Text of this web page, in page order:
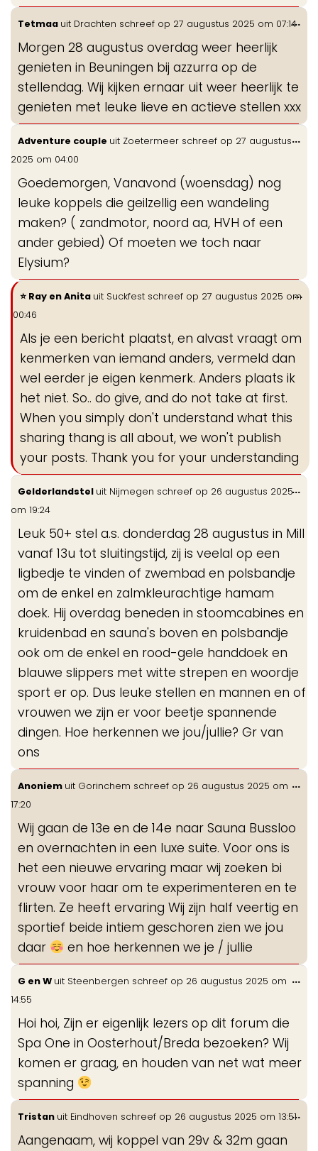
Tetmaa uit Drachten schreef op 27 augustus 2025 om 07:14
Morgen 28 augustus overdag weer heerlijk
genieten in Beuningen bij azzurra op de
stellendag. Wij kijken ernaar uit weer heerlijk te
genieten met leuke lieve en actieve stellen xxx
...
Adventure couple uit Zoetermeer schreef op 27 augustus
2025 om 04:00
Goedemorgen, Vanavond (woensdag) nog
leuke koppels die geilzellig een wandeling
maken? ( zandmotor, noord aa, HVH of een
ander gebied) Of moeten we toch naar
Elysium?
...
Ray en Anita uit Suckfest schreef op 27 augustus 2025 om
00:46
Als je een bericht plaatst, en alvast vraagt om
kenmerken van iemand anders, vermeld dan
wel eerder je eigen kenmerk. Anders plaats ik
het niet. So.. do give, and do not take at first.
When you simply don't understand what this
sharing thang is all about, we won't publish
your posts. Thank you for your understanding
...
Gelderlandstel uit Nijmegen schreef op 26 augustus 2025
om 19:24
Leuk 50+ stel a.s. donderdag 28 augustus in Mill
vanaf 13u tot sluitingstijd, zij is veelal op een
ligbedje te vinden of zwembad en polsbandje
om de enkel en zalmkleurachtige hamam
doek. Hij overdag beneden in stoomcabines en
kruidenbad en sauna's boven en polsbandje
ook om de enkel en rood-gele handdoek en
blauwe slippers met witte strepen en woordje
sport er op. Dus leuke stellen en mannen en of
vrouwen we zijn er voor beetje spannende
dingen. Hoe herkennen we jou/jullie? Gr van
ons
...
Anoniem uit Gorinchem schreef op 26 augustus 2025 om
17:20
Wij gaan de 13e en de 14e naar Sauna Bussloo
en overnachten in een luxe suite. Voor ons is
het een nieuwe ervaring maar wij zoeken bi
vrouw voor haar om te experimenteren en te
flirten. Ze heeft ervaring Wij zijn half veertig en
sportief beide intiem geschoren zien we jou
daar
en hoe herkennen we je / jullie
...
G en W uit Steenbergen schreef op 26 augustus 2025 om
14:55
Hoi hoi, Zijn er eigenlijk lezers op dit forum die
Spa One in Oosterhout/Breda bezoeken? Wij
komen er graag, en houden van net wat meer
spanning
...
Tristan uit Eindhoven schreef op 26 augustus 2025 om 13:51
Aangenaam, wij koppel van 29v & 32m gaan
...